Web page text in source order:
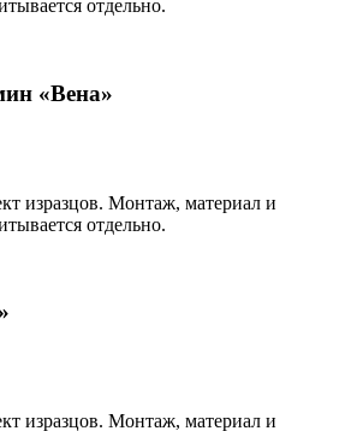
отдельно.
«Вена»
изразцов. Монтаж, материал и
отдельно.
изразцов. Монтаж, материал и